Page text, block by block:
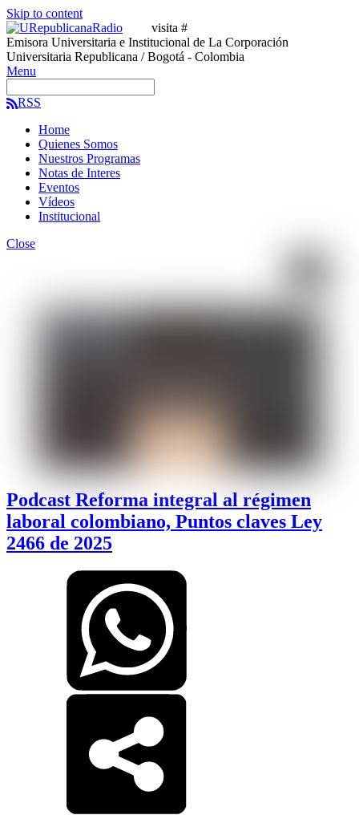
Skip to content
visita #
Emisora Universitaria e Institucional de La Corporación
Universitaria Republicana / Bogotá - Colombia
Menu
RSS
Home
Quienes Somos
Nuestros Programas
Notas de Interes
Eventos
Vídeos
Institucional
Close
Podcast Reforma integral al régimen
laboral colombiano, Puntos claves Ley
2466 de 2025